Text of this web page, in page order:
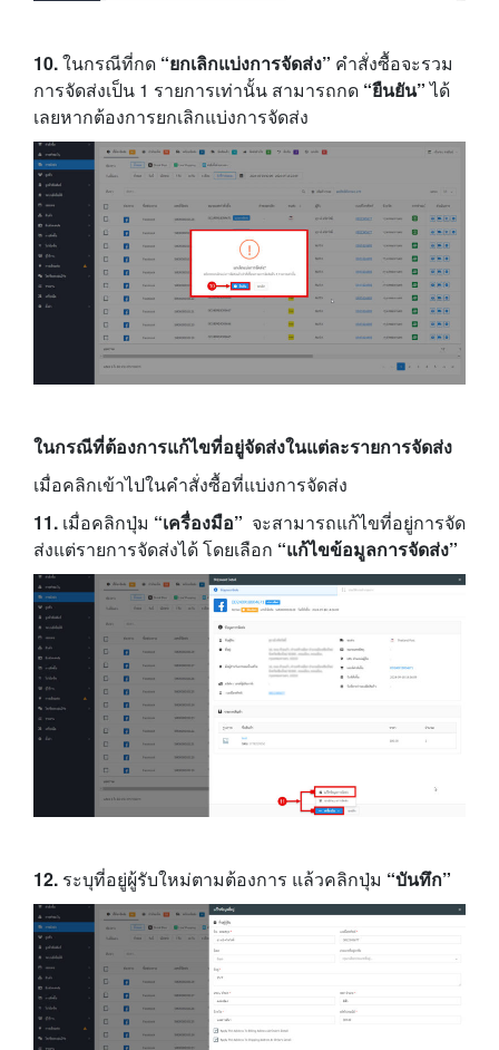
10.ในกรณีที่กด “ยกเลิกแบ่งการจัดส่ง” คำสั่งซื้อจะรวม
การจัดส่งเป็น 1 รายการเท่านั้น สามารถกด “ยืนยัน”ได้
เลยหากต้องการยกเลิกแบ่งการจัดส่ง
ในกรณีที่ต้องการแก้ไขที่อยู่จัดส่งในแต่ละรายการจัดส่ง
เมื่อคลิกเข้าไปในคำสั่งซื้อที่แบ่งการจัดส่ง
11. เมื่อคลิกปุ่ม “เครื่องมือ” จะสามารถแก้ไขที่อยู่การจัด
ส่งแต่รายการจัดส่งได้ โดยเลือก “แก้ไขข้อมูลการจัดส่ง”
12. ระบุที่อยู่ผู้รับใหม่ตามต้องการ แล้วคลิกปุ่ม “บันทึก”